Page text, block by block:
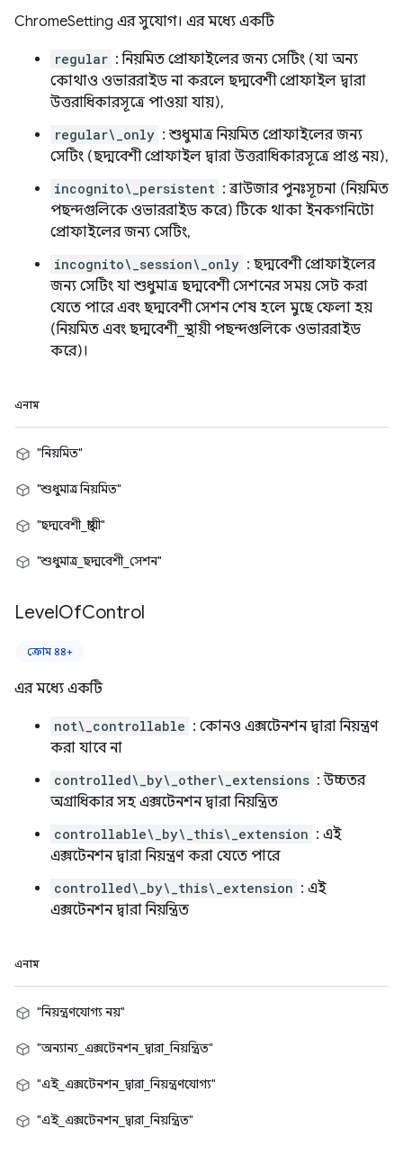
ChromeSetting এর সুযোগ। এর মধ্যে একটি
regular : নিয়মিত প্রোফাইলের জন্য সেটিং (যা অন্য
কোথাও ওভাররাইড না করলে ছদ্মবেশী প্রোফাইল দ্বারা
উত্তরাধিকারসূত্রে পাওয়া যায়),
regular\_only : শুধুমাত্র নিয়মিত প্রোফাইলের জন্য
সেটিং (ছদ্মবেশী প্রোফাইল দ্বারা উত্তরাধিকারসূত্রে প্রাপ্ত নয়),
incognito\_persistent : ব্রাউজার পুনঃসূচনা (নিয়মিত
পছন্দগুলিকে ওভাররাইড করে) টিকে থাকা ইনকগনিটো
প্রোফাইলের জন্য সেটিং,
incognito\_session\_only : ছদ্মবেশী প্রোফাইলের
জন্য সেটিং যা শুধুমাত্র ছদ্মবেশী সেশনের সময় সেট করা
যেতে পারে এবং ছদ্মবেশী সেশন শেষ হলে মুছে ফেলা হয়
(নিয়মিত এবং ছদ্মবেশী_স্থায়ী পছন্দগুলিকে ওভাররাইড
করে)।
এনাম
"নিয়মিত"
"শুধুমাত্র নিয়মিত"
"ছদ্মবেশী_স্থায়ী"
"শুধুমাত্র_ছদ্মবেশী_সেশন"
LevelOfControl
ক্রোম ৪৪+
এর মধ্যে একটি
not\_controllable : কোনও এক্সটেনশন দ্বারা নিয়ন্ত্রণ
করা যাবে না
controlled\_by\_other\_extensions : উচ্চতর
অগ্রাধিকার সহ এক্সটেনশন দ্বারা নিয়ন্ত্রিত
controllable\_by\_this\_extension : এই
এক্সটেনশন দ্বারা নিয়ন্ত্রণ করা যেতে পারে
controlled\_by\_this\_extension : এই
এক্সটেনশন দ্বারা নিয়ন্ত্রিত
এনাম
"নিয়ন্ত্রণযোগ্য নয়"
"অন্যান্য_এক্সটেনশন_দ্বারা_নিয়ন্ত্রিত"
"এই_এক্সটেনশন_দ্বারা_নিয়ন্ত্রণযোগ্য"
"এই_এক্সটেনশন_দ্বারা_নিয়ন্ত্রিত"